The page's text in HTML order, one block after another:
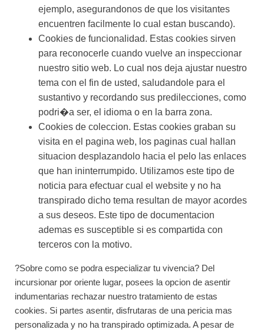
ejemplo, asegurandonos de que los visitantes
encuentren facilmente lo cual estan buscando).
Cookies de funcionalidad. Estas cookies sirven
para reconocerle cuando vuelve an inspeccionar
nuestro sitio web. Lo cual nos deja ajustar nuestro
tema con el fin de usted, saludandole para el
sustantivo y recordando sus predilecciones, como
podri�a ser, el idioma o en la barra zona.
Cookies de coleccion. Estas cookies graban su
visita en el pagina web, los paginas cual hallan
situacion desplazandolo hacia el pelo las enlaces
que han ininterrumpido. Utilizamos este tipo de
noticia para efectuar cual el website y no ha
transpirado dicho tema resultan de mayor acordes
a sus deseos. Este tipo de documentacion
ademas es susceptible si es compartida con
terceros con la motivo.
?Sobre como se podra especializar tu vivencia? Del
incursionar por oriente lugar, posees la opcion de asentir
indumentarias rechazar nuestro tratamiento de estas
cookies. Si partes asentir, disfrutaras de una pericia mas
personalizada y no ha transpirado optimizada. A pesar de